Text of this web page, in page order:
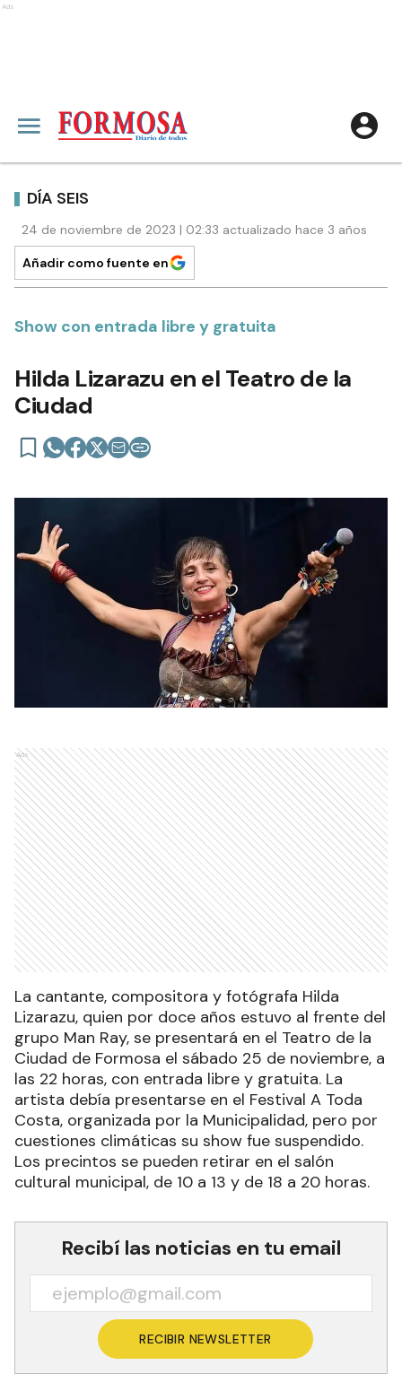
Ads
DÍA SEIS
24 de noviembre de 2023 | 02:33 actualizado hace 3 años
Añadir como fuente en
Show con entrada libre y gratuita
Hilda Lizarazu en el Teatro de la
Ciudad
Ads
La cantante, compositora y fotógrafa Hilda
Lizarazu, quien por doce años estuvo al frente del
grupo Man Ray, se presentará en el Teatro de la
Ciudad de Formosa el sábado 25 de noviembre, a
las 22 horas, con entrada libre y gratuita. La
artista debía presentarse en el Festival A Toda
Costa, organizada por la Municipalidad, pero por
cuestiones climáticas su show fue suspendido.
Los precintos se pueden retirar en el salón
cultural municipal, de 10 a 13 y de 18 a 20 horas.
Recibí las noticias en tu email
RECIBIR NEWSLETTER